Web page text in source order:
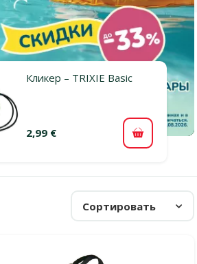
Кликер – TRIXIE Basic
2,99 € В корзину
Сортировать